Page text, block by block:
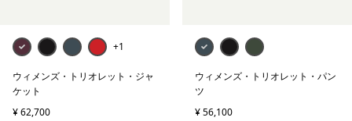
+1
ウィメンズ・トリオレット・ジャ
ケット
¥ 62,700
ウィメンズ・トリオレット・パン
ツ
¥ 56,100